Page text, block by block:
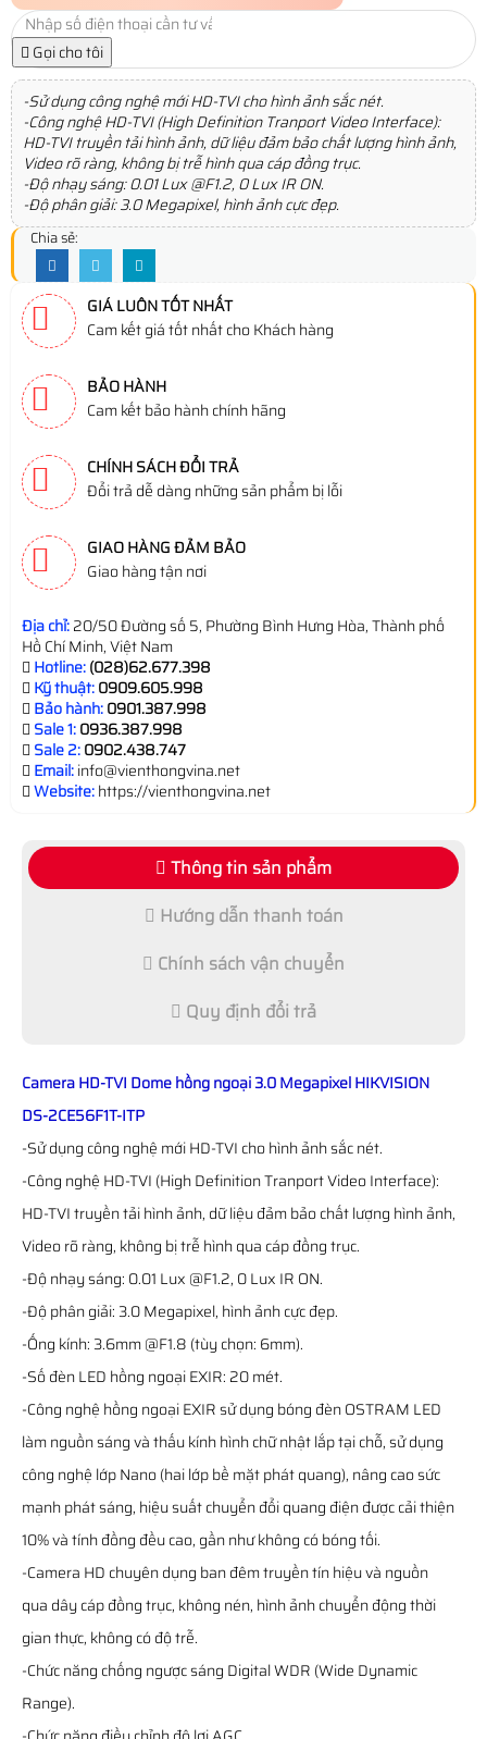
Gọi cho tôi
-Sử dụng công nghệ mới HD-TVI cho hình ảnh sắc nét.
-Công nghệ HD-TVI (High Definition Tranport Video Interface):
HD-TVI truyền tải hình ảnh, dữ liệu đảm bảo chất lượng hình ảnh,
Video rõ ràng, không bị trễ hình qua cáp đồng trục.
-Độ nhạy sáng: 0.01 Lux @F1.2, 0 Lux IR ON.
-Độ phân giải: 3.0 Megapixel, hình ảnh cực đẹp.
Chia sẻ:
GIÁ LUÔN TỐT NHẤT
Cam kết giá tốt nhất cho Khách hàng
BẢO HÀNH
Cam kết bảo hành chính hãng
CHÍNH SÁCH ĐỔI TRẢ
Đổi trả dễ dàng những sản phẩm bị lỗi
GIAO HÀNG ĐẢM BẢO
Giao hàng tận nơi
Địa chỉ:20/50 Đường số 5, Phường Bình Hưng Hòa, Thành phố
Hồ Chí Minh, Việt Nam
Hotline:(028)62.677.398
Kỹ thuật:0909.605.998
Bảo hành:0901.387.998
Sale 1:0936.387.998
Sale 2:0902.438.747
Email:info@vienthongvina.net
Website:https://vienthongvina.net
Thông tin sản phẩm
Hướng dẫn thanh toán
Chính sách vận chuyển
Quy định đổi trả
Camera HD-TVI Dome hồng ngoại 3.0 Megapixel HIKVISION
DS-2CE56F1T-ITP
-Sử dụng công nghệ mới HD-TVI cho hình ảnh sắc nét.
-Công nghệ HD-TVI (High Definition Tranport Video Interface):
HD-TVI truyền tải hình ảnh, dữ liệu đảm bảo chất lượng hình ảnh,
Video rõ ràng, không bị trễ hình qua cáp đồng trục.
-Độ nhạy sáng: 0.01 Lux @F1.2, 0 Lux IR ON.
-Độ phân giải: 3.0 Megapixel, hình ảnh cực đẹp.
-Ống kính: 3.6mm @F1.8 (tùy chọn: 6mm).
-Số đèn LED hồng ngoại EXIR: 20 mét.
-Công nghệ hồng ngoại EXIR sử dụng bóng đèn OSTRAM LED
làm nguồn sáng và thấu kính hình chữ nhật lắp tại chỗ, sử dụng
công nghệ lớp Nano (hai lớp bề mặt phát quang), nâng cao sức
mạnh phát sáng, hiệu suất chuyển đổi quang điện được cải thiện
10% và tính đồng đều cao, gần như không có bóng tối.
-Camera HD chuyên dụng ban đêm truyền tín hiệu và nguồn
qua dây cáp đồng trục, không nén, hình ảnh chuyển động thời
gian thực, không có độ trễ.
-Chức năng chống ngược sáng Digital WDR (Wide Dynamic
Range).